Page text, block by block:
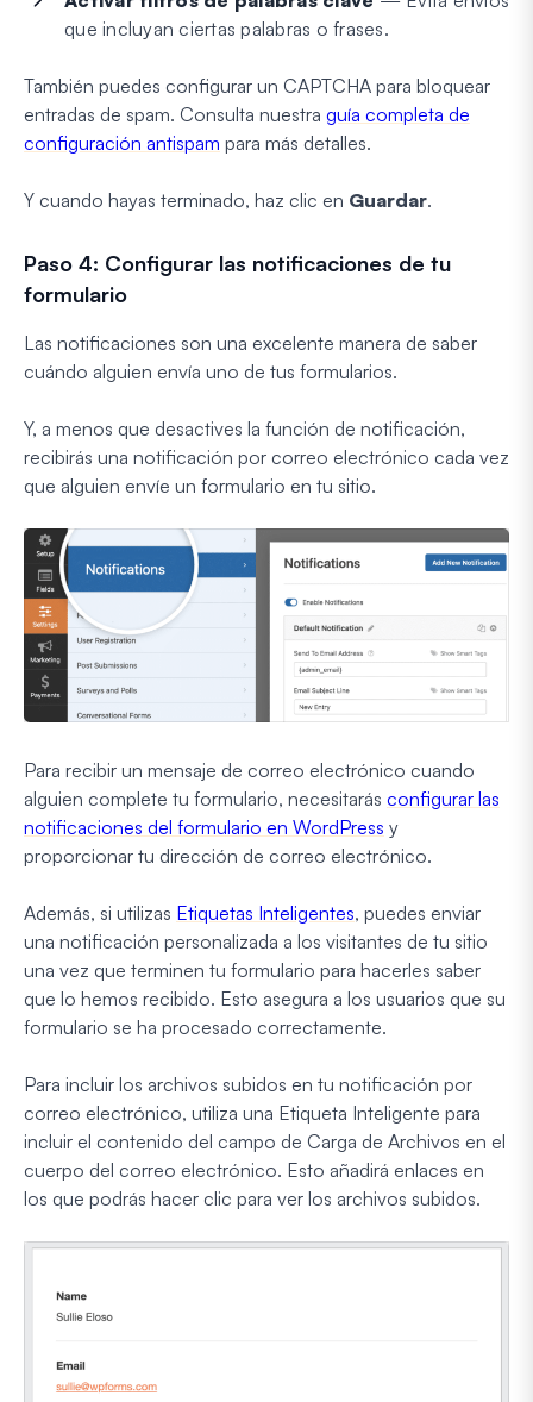
que incluyan ciertas palabras o frases.
También puedes configurar un CAPTCHA para bloquear
entradas de spam. Consulta nuestra guía completa de
configuración antispam para más detalles.
Y cuando hayas terminado, haz clic en Guardar.
Paso 4: Configurar las notificaciones de tu
formulario
Las notificaciones son una excelente manera de saber
cuándo alguien envía uno de tus formularios.
Y, a menos que desactives la función de notificación,
recibirás una notificación por correo electrónico cada vez
que alguien envíe un formulario en tu sitio.
Para recibir un mensaje de correo electrónico cuando
alguien complete tu formulario, necesitarás configurar las
notificaciones del formulario en WordPress y
proporcionar tu dirección de correo electrónico.
Además, si utilizas Etiquetas Inteligentes, puedes enviar
una notificación personalizada a los visitantes de tu sitio
una vez que terminen tu formulario para hacerles saber
que lo hemos recibido. Esto asegura a los usuarios que su
formulario se ha procesado correctamente.
Para incluir los archivos subidos en tu notificación por
correo electrónico, utiliza una Etiqueta Inteligente para
incluir el contenido del campo de Carga de Archivos en el
cuerpo del correo electrónico. Esto añadirá enlaces en
los que podrás hacer clic para ver los archivos subidos.